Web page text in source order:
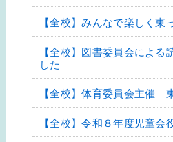
【全校】みんなで楽しく東
【全校】図書委員会による
した
【全校】体育委員会主催
【全校】令和８年度児童会